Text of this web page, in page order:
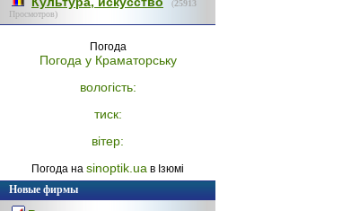
(25913
Просмотров)
Погода
Погода у Краматорську
вологість:
тиск:
вітер:
Погода на sinoptik.ua в Ізюмі
Новые фирмы